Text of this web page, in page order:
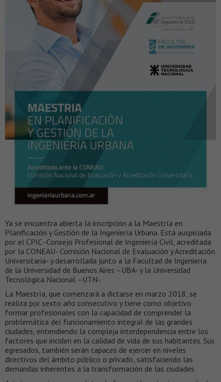
Ya se encuentra abierta la inscripción a la Maestría en
Planificación y Gestión de la Ingeniería Urbana. Está auspiciada
por el CPIC -Consejo Profesional de Ingeniería Civil, acreditada
por la CONEAU- Comisión Nacional de Evaluación y Acreditación
Universitaria- y desarrollada junto a la Facultad de Ingeniería
de la Universidad de Buenos Aires –UBA- y la Universidad
Tecnológica Nacional –UTN-.
La Maestría, que comenzará a dictarse en marzo 2018, se
realiza por sexto año consecutivo y tiene como objetivo
formar profesionales con la capacidad de comprender la
problemática del funcionamiento integral de las grandes
ciudades, entendiendo la compleja interdependencia entre los
factores que inciden en la calidad de vida de sus habitantes. Sus
egresados, también serán capaces de ejercer en niveles
directivos del ámbito público o privado, satisfaciendo las
demandas inherentes a la transformación de las ciudades.